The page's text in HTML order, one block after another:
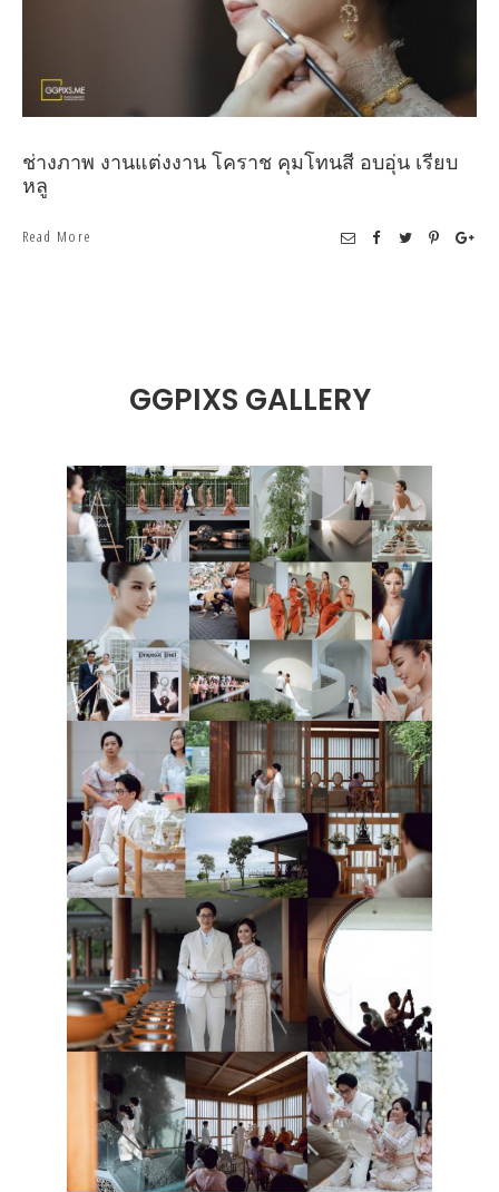
ช่างภาพ งานแต่งงาน โคราช คุมโทนสี อบอุ่น เรียบ
หลู
Read More
GGPIXS GALLERY